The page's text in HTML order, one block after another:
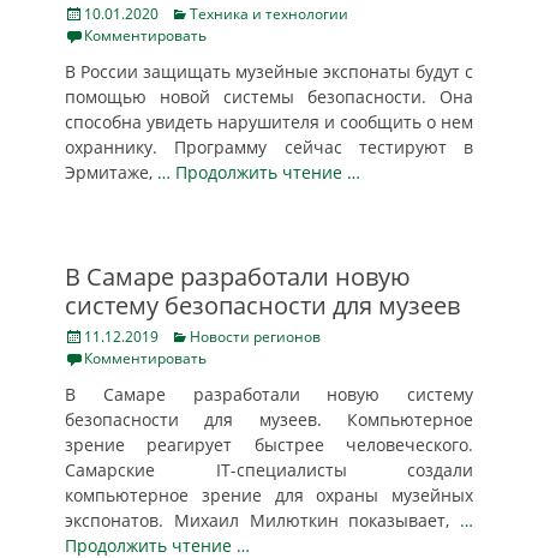
Posted
on
10.01.2020 Categories
Техника и технологии
Комментировать
В России защищать музейные экспонаты будут с
помощью новой системы безопасности. Она
способна увидеть нарушителя и сообщить о нем
охраннику. Программу сейчас тестируют в
Эрмитаже, … Продолжить чтение …
В Самаре разработали новую
систему безопасности для музеев
Posted
on
11.12.2019 Categories
Новости регионов
Комментировать
В Самаре разработали новую систему
безопасности для музеев. Компьютерное
зрение реагирует быстрее человеческого.
Самарские IT-специалисты создали
компьютерное зрение для охраны музейных
экспонатов. Михаил Милюткин показывает, …
Продолжить чтение …